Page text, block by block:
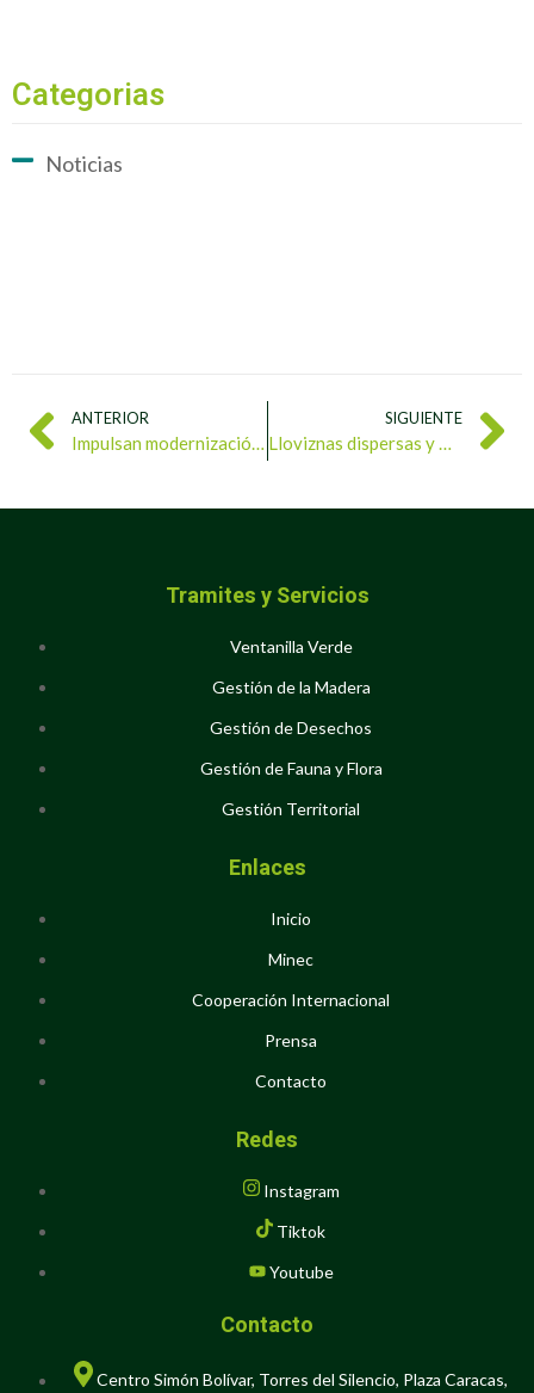
Categorias
Noticias
ANTERIOR
Impulsan modernización integral del sistema de desechos sólidos desde Táchira
SIGUIENTE
Lloviznas dispersas y máximas de hasta 38°C se esperan este lunes en gran parte del país
Tramites y Servicios
Ventanilla Verde
Gestión de la Madera
Gestión de Desechos
Gestión de Fauna y Flora
Gestión Territorial
Enlaces
Inicio
Minec
Cooperación Internacional
Prensa
Contacto
Redes
Instagram
Tiktok
Youtube
Contacto
Centro Simón Bolívar, Torres del Silencio, Plaza Caracas,